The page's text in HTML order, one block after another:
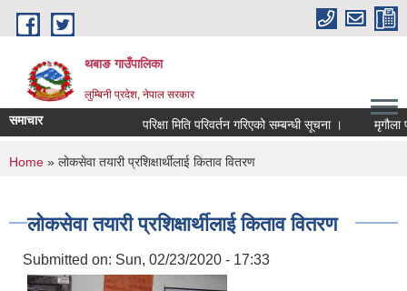
Skip to main content
थबाङ गाउँपालिका
लुम्बिनी प्रदेश, नेपाल सरकार
समाचार परिक्षा मिति परिवर्तन गरिएको सम्बन्धी सूचना । मृगौला
You are here
Home » लोकसेवा तयारी प्रशिक्षार्थीलाई किताव वितरण
लोकसेवा तयारी प्रशिक्षार्थीलाई किताव वितरण
Submitted on: Sun, 02/23/2020 - 17:33